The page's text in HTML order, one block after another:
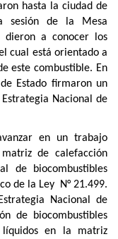
hasta la ciudad de
sesión de la Mesa
dieron a conocer los
cual está orientado a
este combustible. En
Estado firmaron un
Nacional de
en un trabajo
de calefacción
de biocombustibles
de la Ley N° 21.499.
Nacional de
de biocombustibles
líquidos en la matriz